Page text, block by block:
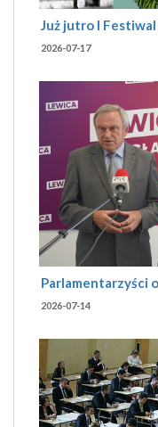
Już jutro I
2026-07-17
Parlamentarzyści
2026-07-14